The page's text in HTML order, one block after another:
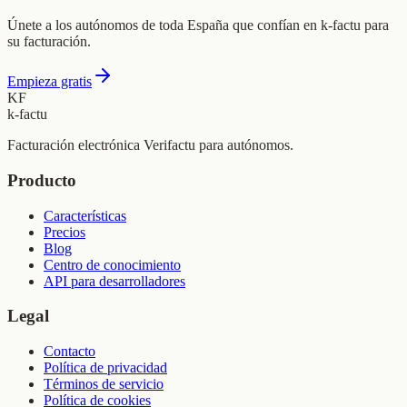
Únete a los autónomos de toda España que confían en k-factu para
su facturación.
Empieza gratis
KF
k-factu
Facturación electrónica Verifactu para autónomos.
Producto
Características
Precios
Blog
Centro de conocimiento
API para desarrolladores
Legal
Contacto
Política de privacidad
Términos de servicio
Política de cookies